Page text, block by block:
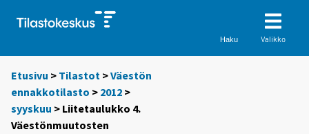
Haku Valikko
Etusivu > Tilastot >Väestön
ennakkotilasto > 2012 >
syyskuu > Liitetaulukko 4.
Väestönmuutosten